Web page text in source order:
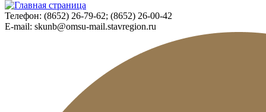
Телефон: (8652) 26-79-62; (8652) 26-00-42
E-mail: skunb@omsu-mail.stavregion.ru